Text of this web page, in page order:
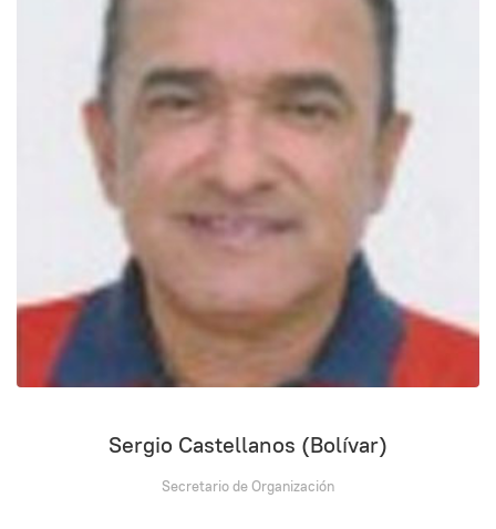
Sergio Castellanos (Bolívar)
Secretario de Organización